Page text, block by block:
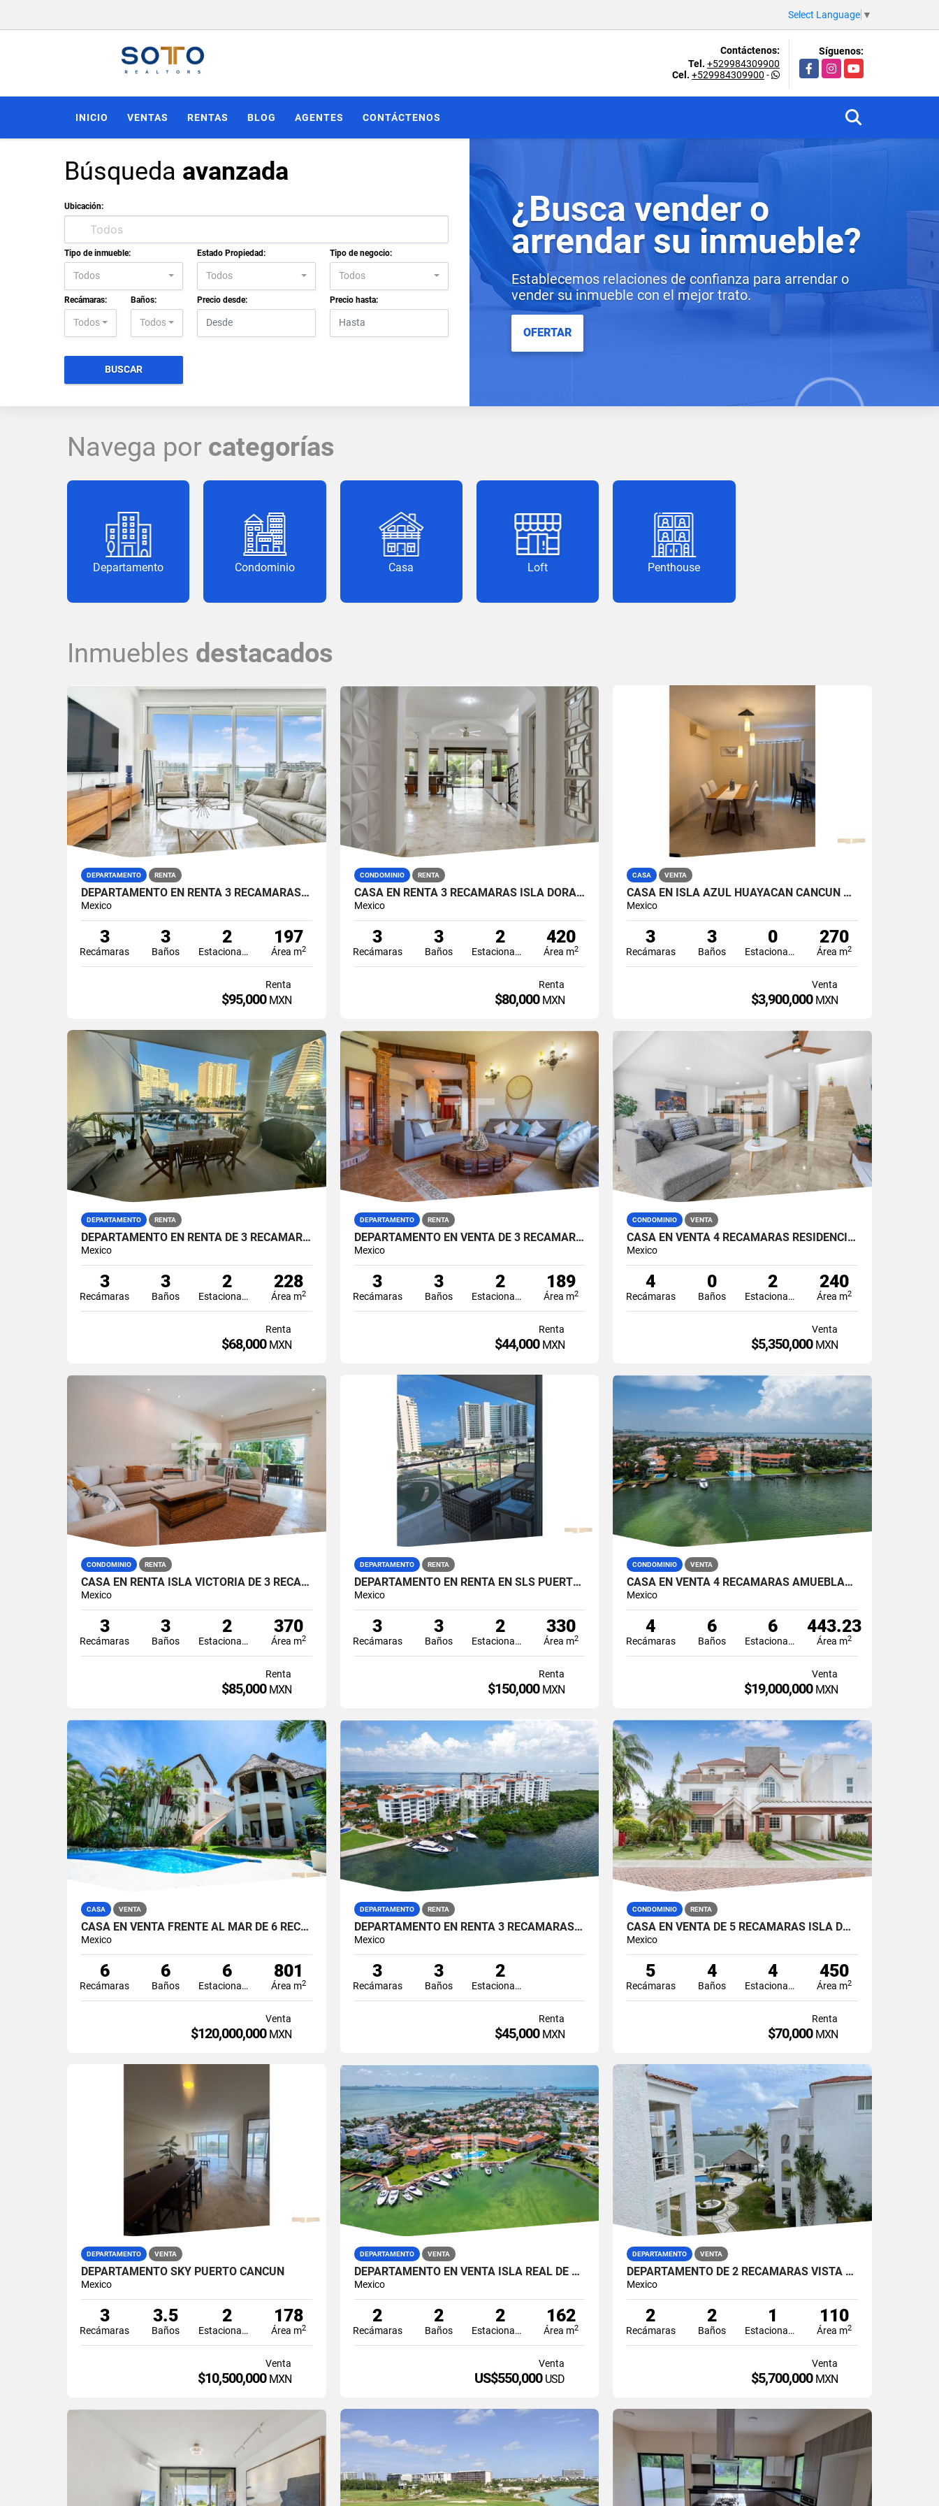
Select Language ▼
Contáctenos:
Tel. +529984309900
Cel. +529984309900 -
Síguenos:
FacebookInstagramYouTube
INICIO VENTAS RENTAS BLOG AGENTES CONTÁCTENOS
Búsqueda avanzada
Ubicación:
Tipo de inmueble:
Todos
Estado Propiedad:
Todos
Tipo de negocio:
Todos
Recámaras:
Todos
Baños:
Todos
Precio desde: Precio hasta:
BUSCAR
¿Busca vender o
arrendar su inmueble?
Establecemos relaciones de confianza para arrendar o
vender su inmueble con el mejor trato.
OFERTAR
Navega por categorías
Departamento Condominio Casa Loft Penthouse
Inmuebles destacados
DEPARTAMENTO RENTA
DEPARTAMENTO EN RENTA 3 RECÁMARAS ARIA ZONA HOTELERA PUERTO CANCÚN
Mexico
3
Recámaras
3
Baños
2
Estacionamiento
197
Área m2
Renta
$95,000 MXN
CONDOMINIO RENTA
CASA EN RENTA 3 RECÁMARAS ISLA DORADA ZONA HOTELERA CANCÚN
Mexico
3
Recámaras
3
Baños
2
Estacionamiento
420
Área m2
Renta
$80,000 MXN
CASA VENTA
CASA EN ISLA AZUL HUAYACAN CANCUN E VENTA DE 3 RECAMARAS AMUEBLADA EN OPORTUNIDAD
Mexico
3
Recámaras
3
Baños
0
Estacionamiento
270
Área m2
Venta
$3,900,000 MXN
DEPARTAMENTO RENTA
DEPARTAMENTO EN RENTA DE 3 RECAMARAS AMUEBLADO EN MAIORIS TOWERS PUERTO CANCUN
Mexico
3
Recámaras
3
Baños
2
Estacionamiento
228
Área m2
Renta
$68,000 MXN
DEPARTAMENTO RENTA
DEPARTAMENTO EN VENTA DE 3 RECÁMARAS EN ISLA DORADA ZONA HOTELERA CANCÚN
Mexico
3
Recámaras
3
Baños
2
Estacionamiento
189
Área m2
Renta
$44,000 MXN
CONDOMINIO VENTA
CASA EN VENTA 4 RECÁMARAS RESIDENCIAL AQUA CANCÚN
Mexico
4
Recámaras
0
Baños
2
Estacionamiento
240
Área m2
Venta
$5,350,000 MXN
CONDOMINIO RENTA
CASA EN RENTA ISLA VICTORIA DE 3 RECÁMARAS EN ISLA DORADA ZONA HOTELERA CANCÚN
Mexico
3
Recámaras
3
Baños
2
Estacionamiento
370
Área m2
Renta
$85,000 MXN
DEPARTAMENTO RENTA
DEPARTAMENTO EN RENTA EN SLS PUERTO CANCUN VISTA AL MAR DE LUJO AMUEBLADO
Mexico
3
Recámaras
3
Baños
2
Estacionamiento
330
Área m2
Renta
$150,000 MXN
CONDOMINIO VENTA
CASA EN VENTA 4 RECÁMARAS AMUEBLADA EN ISLA DORADA CON MUELLE EN ZONA HOTELERA CANCÚN
Mexico
4
Recámaras
6
Baños
6
Estacionamiento
443.23
Área m2
Venta
$19,000,000 MXN
CASA VENTA
CASA EN VENTA FRENTE AL MAR DE 6 RECÁMARAS EN CALLE FLAMINGOS ZONA HOTELERA CANCÚN
Mexico
6
Recámaras
6
Baños
6
Estacionamiento
801
Área m2
Venta
$120,000,000 MXN
DEPARTAMENTO RENTA
DEPARTAMENTO EN RENTA 3 RECÁMARAS ISLA DORADA ZONA HOTELERA CANCÚN
Mexico
3
Recámaras
3
Baños
2
Estacionamiento
Renta
$45,000 MXN
CONDOMINIO RENTA
CASA EN VENTA DE 5 RECÁMARAS ISLA DORADA ZONA HOTELERA CANCÚN
Mexico
5
Recámaras
4
Baños
4
Estacionamiento
450
Área m2
Renta
$70,000 MXN
DEPARTAMENTO VENTA
DEPARTAMENTO SKY PUERTO CANCÚN
Mexico
3
Recámaras
3.5
Baños
2
Estacionamiento
178
Área m2
Venta
$10,500,000 MXN
DEPARTAMENTO VENTA
DEPARTAMENTO EN VENTA ISLA REAL DE 2 RECÁMARAS EN ISLA DORADA ZONA HOTELERA CANCÚN
Mexico
2
Recámaras
2
Baños
2
Estacionamiento
162
Área m2
Venta
US$550,000 USD
DEPARTAMENTO VENTA
DEPARTAMENTO DE 2 RECAMARAS VISTA A LAGUNA EN VENTA POKTAPOK ZONA HOTELERA CANCUN
Mexico
2
Recámaras
2
Baños
1
Estacionamiento
110
Área m2
Venta
$5,700,000 MXN